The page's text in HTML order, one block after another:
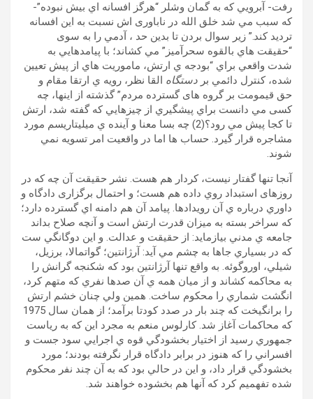
رفت- آبرويي که به گمان وشلر “هرگز افسانه اي بيش نبوده”-
که سبب مي شد خلق الله در ناباوری اش نسبت به اين افسانه
ترديد کند.” زير سوال بردن تا بدين حد ، آدمي را به سوی
“حقيقت هاي بالقوه سحرآميز” مي کشاند؛ با پيامدهايي به
شدت واقعي براي “بودجه ي ارتش، ماموريت هاي از پيش تعيين
شده، کنترل دائمي بر دستگاه القا نظر، رويه ي ارتقا مقام و
حق قيمومت بر گروه های گسترده مردم” گذشته از اينها، چه
کسی مي دانست براي پيشگيري از چيزهايي که گفته شد، ارتش
تا کجا پيش مي رود؟(2) چه بسا معنا و آینده ي ميليتاريسم مورد
مشاجره قرار گيرد. حساب ها اما در واقعيت امر تسويه نمي
شوند.
آنجا تنها گفتار نيست، کردار هم هست. نشر حقيقت آن چه که در
روزهای استبداد روي داده هم هست؛ و احتمال برگزاری دادگاه و
داوري درباره ي آن رويدادها. پيامد آن هم دامنه اي گسترده دارد؛
که سراخر بسته به ميزان قدرت ارتش است و آنچه صلاح بداند
جامعه ي مدني بيازمايد: از حقيقت و عدالت. و اين دوگانگي ست
که در بسياري جاها به چشم مي آيد: آرژانتين؛ گواتمالا، برزيل،
شيلي، اوروگوئه. به واقع تنها آرژانتين بود که شکنجه گرانش را
به محاکمه کشاند و از ميان همه ي آن صدها نفري که متهم کرد،
انگشت شماري را محکوم ساخت. همين ولي چنان خشم ارتش
را برانگيخت که چند بار در صدد کودتا برآمد؛ از همان سال 1975
که محاکمات آغاز شد. کارلوس منعم به مجرد اين که به رياست
جمهوري رسيد از اختيار بخشودگي قوه ي اجرايي سود جست و
افسراني را که هنوز در برابر دادگاه قرار نگرفته بودند؛ مورد
بخشودگي قرار داد، و اين در حالي بود که به آن چند نفر محکوم
شده تفهميم کرد که آنها هم بخشوده خواهند شد.